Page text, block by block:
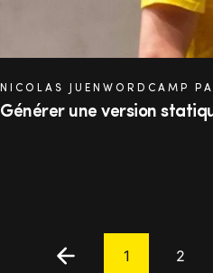
NICOLAS JUEN WORDCAMP
Générer une version
Précédent
1 2